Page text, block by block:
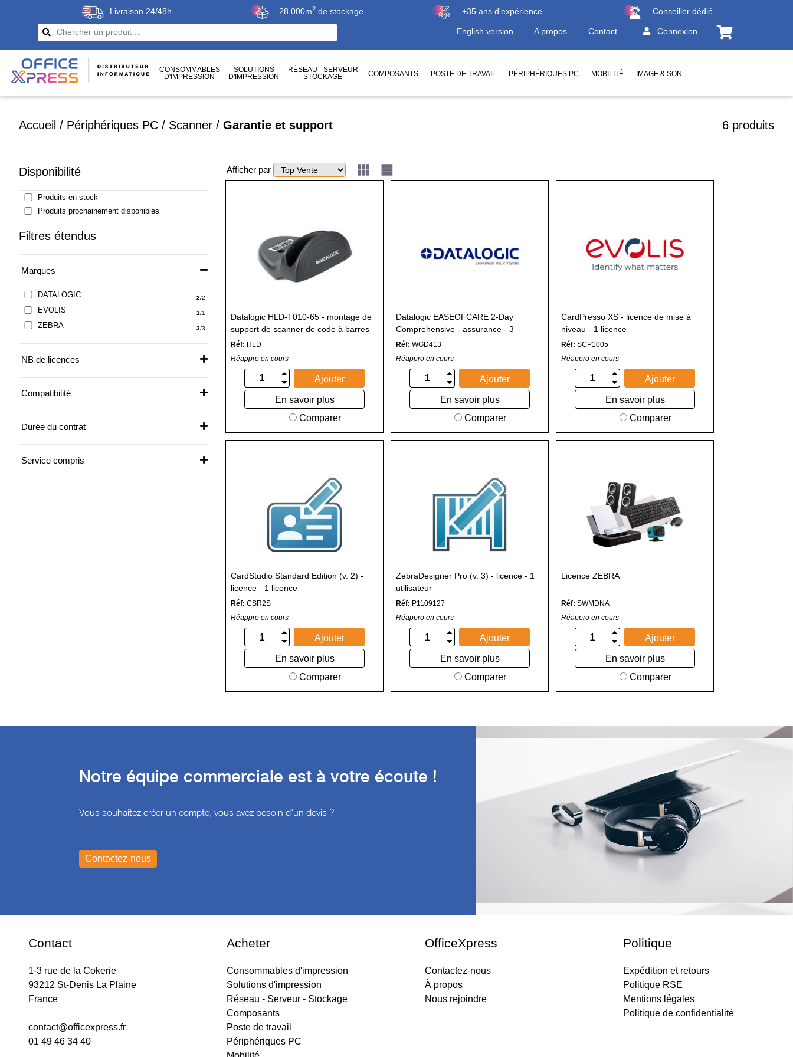
Livraison 24/48h 28 000m2 de stockage +35 ans d'expérience Conseiller dédié
English version A propos Contact Connexion
CONSOMMABLES
D'IMPRESSION
SOLUTIONS
D'IMPRESSION
RÉSEAU - SERVEUR
STOCKAGE
COMPOSANTS POSTE DE TRAVAIL PÉRIPHÉRIQUES PC MOBILITÉ IMAGE & SON
Accueil / Périphériques PC / Scanner / Garantie et support 6 produits
Disponibilité
Produits en stock
Produits prochainement disponibles
Filtres étendus
Marques
DATALOGIC 2/2
EVOLIS 1/1
ZEBRA 3/3
NB de licences
Compatibilité
Durée du contrat
Service compris
Afficher par
Datalogic HLD-T010-65 - montage de
support de scanner de code à barres
Réf: HLD
Réappro en cours
Ajouter
En savoir plus
Comparer
Datalogic EASEOFCARE 2-Day
Comprehensive - assurance - 3
années
Réf: WGD413
Réappro en cours
Ajouter
En savoir plus
Comparer
CardPresso XS - licence de mise à
niveau - 1 licence
Réf: SCP1005
Réappro en cours
Ajouter
En savoir plus
Comparer
CardStudio Standard Edition (v. 2) -
licence - 1 licence
Réf: CSR2S
Réappro en cours
Ajouter
En savoir plus
Comparer
ZebraDesigner Pro (v. 3) - licence - 1
utilisateur
Réf: P1109127
Réappro en cours
Ajouter
En savoir plus
Comparer
Licence ZEBRA
Réf: SWMDNA
Réappro en cours
Ajouter
En savoir plus
Comparer
Notre équipe commerciale est à votre écoute !
Vous souhaitez créer un compte, vous avez besoin d'un devis ?
Contact
1-3 rue de la Cokerie
93212 St-Denis La Plaine
France
contact@officexpress.fr
01 49 46 34 40
Acheter
Consommables d'impression
Solutions d'impression
Réseau - Serveur - Stockage
Composants
Poste de travail
Périphériques PC
OfficeXpress
Contactez-nous
À propos
Nous rejoindre
Politique
Expédition et retours
Politique RSE
Mentions légales
Politique de confidentialité